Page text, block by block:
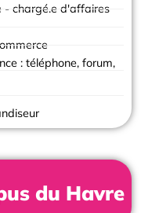
- chargé.e d'affaires
: téléphone, forum,
du Havre